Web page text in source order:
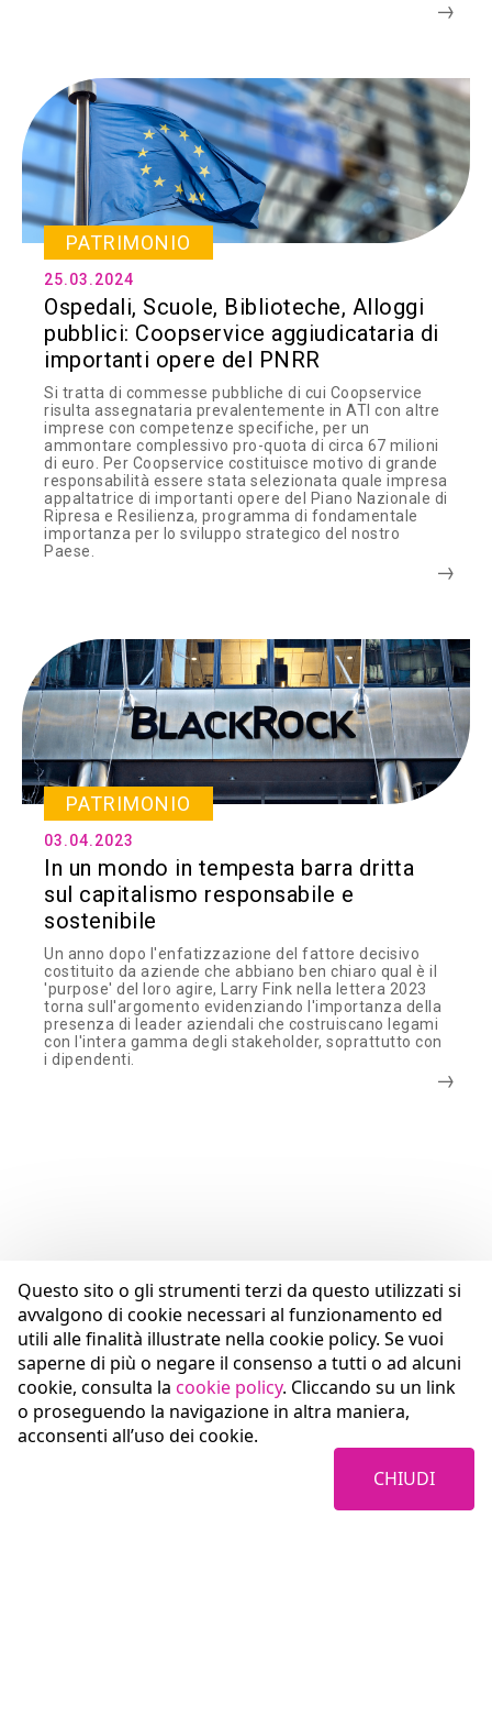
Questo sito o gli strumenti terzi da questo utilizzati si
avvalgono di cookie necessari al funzionamento ed
utili alle finalità illustrate nella cookie policy. Se vuoi
saperne di più o negare il consenso a tutti o ad alcuni
cookie, consulta la cookie policy. Cliccando su un link
o proseguendo la navigazione in altra maniera,
acconsenti all’uso dei cookie.
CHIUDI
PATRIMONIO
25.03.2024
Ospedali, Scuole, Biblioteche, Alloggi
pubblici: Coopservice aggiudicataria di
importanti opere del PNRR
Si tratta di commesse pubbliche di cui Coopservice
risulta assegnataria prevalentemente in ATI con altre
imprese con competenze specifiche, per un
ammontare complessivo pro-quota di circa 67 milioni
di euro. Per Coopservice costituisce motivo di grande
responsabilità essere stata selezionata quale impresa
appaltatrice di importanti opere del Piano Nazionale di
Ripresa e Resilienza, programma di fondamentale
importanza per lo sviluppo strategico del nostro
Paese.
PATRIMONIO
03.04.2023
In un mondo in tempesta barra dritta
sul capitalismo responsabile e
sostenibile
Un anno dopo l'enfatizzazione del fattore decisivo
costituito da aziende che abbiano ben chiaro qual è il
'purpose' del loro agire, Larry Fink nella lettera 2023
torna sull'argomento evidenziando l'importanza della
presenza di leader aziendali che costruiscano legami
con l'intera gamma degli stakeholder, soprattutto con
i dipendenti.